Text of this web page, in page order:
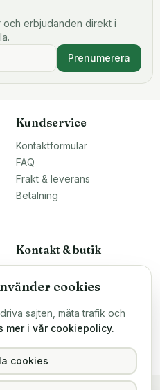
och erbjudanden direkt i
Prenumerera
Kundservice
Kontaktformulär
FAQ
Frakt & leverans
Betalning
Kontakt & butik
Malmö, Sverige
ÖPPETTIDER
Mån–Fre 10–16
Hitta hit →
cookies
sajten, mäta trafik och
mer i vår cookiepolicy.
cookies